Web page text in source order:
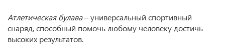
Атлетическая булава– универсальный спортивный
снаряд, способный помочь любому человеку достичь
высоких результатов.